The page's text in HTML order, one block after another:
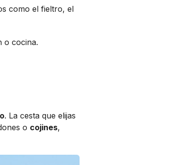
como el fieltro, el
o cocina.
. La cesta que elijas
o cojines,